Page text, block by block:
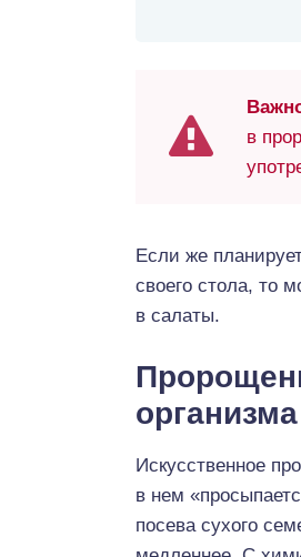
в
Если же
своего стола, то
в салаты.
организма
Искусственное
в нем
посева сухого